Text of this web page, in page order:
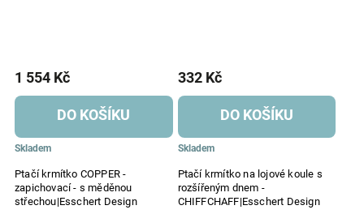
Ptačí krmítko COPPER -
zapichovací - s měděnou
střechou|Esschert Design
Skladem
1 554 Kč
DO KOŠÍKU
Ptačí krmítko na lojové koule s
rozšířeným dnem -
CHIFFCHAFF|Esschert Design
Skladem
332 Kč
DO KOŠÍKU